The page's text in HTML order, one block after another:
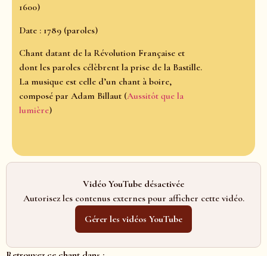
1600)
Date : 1789 (paroles)
Chant datant de la Révolution Française et
dont les paroles célèbrent la prise de la Bastille.
La musique est celle d’un chant à boire,
composé par Adam Billaut (Aussitôt que la
lumière)
Vidéo YouTube désactivée
Autorisez les contenus externes pour afficher cette vidéo.
Gérer les vidéos YouTube